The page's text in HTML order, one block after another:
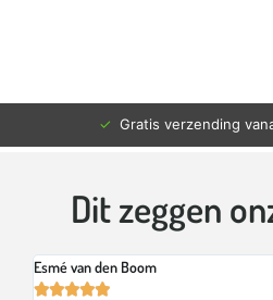
✓ Gratis verzending
Dit zeggen
Esmé van den Boom
